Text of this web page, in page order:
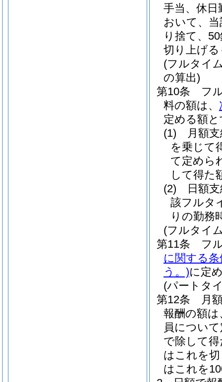
手当、休日
おいて、
り捨て、
切り上げ
(フルタイ
の算出)
第10条
フ
料の額は、
定める額
(1)
月額
を乗じて
て定めら
して得た
(2)
日額
該フルタ
りの勤務
(フルタイ
第11条
フ
に関する条
う。)に定
(パートタ
第12条
月
報酬の額
員につい
で除して
はこれを
はこれを